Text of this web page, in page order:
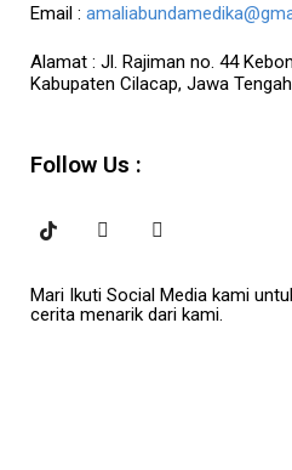
Email :
Alamat : Jl. Rajiman no. 44
Kabupaten Cilacap, Jawa Tengah
Follow Us :
Mari Ikuti Social Media kami
cerita menarik dari kami.